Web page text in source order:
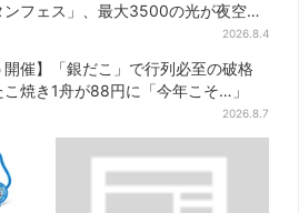
ンフェス」、最大3500の光が夜空
2026.8.4
開催】「銀だこ」で行列必至の破格
こ焼き1舟が88円に「今年こそ…」
2026.8.7